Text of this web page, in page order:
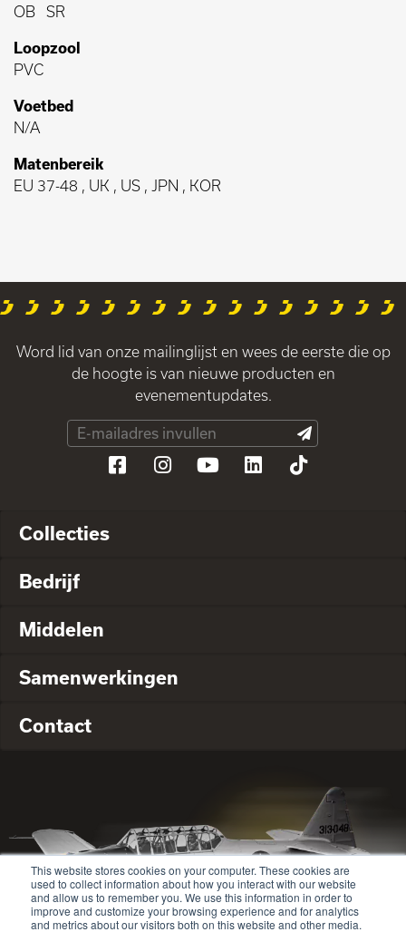
This website stores cookies on your computer. These cookies are
used to collect information about how you interact with our website
and allow us to remember you. We use this information in order to
improve and customize your browsing experience and for analytics
and metrics about our visitors both on this website and other media.
OB
SR
Loopzool
PVC
Voetbed
N/A
Matenbereik
EU 37-48 , UK , US , JPN , KOR
Word lid van onze mailinglijst en wees de eerste die op
de hoogte is van nieuwe producten en
evenementupdates.
Collecties
Bedrijf
Middelen
Samenwerkingen
Contact